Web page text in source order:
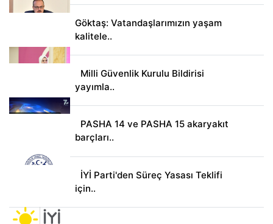
Göktaş: Vatandaşlarımızın yaşam
kalitele..
Milli Güvenlik Kurulu Bildirisi
yayımla..
PASHA 14 ve PASHA 15 akaryakıt
barçları..
İYİ Parti'den Süreç Yasası Teklifi
için..